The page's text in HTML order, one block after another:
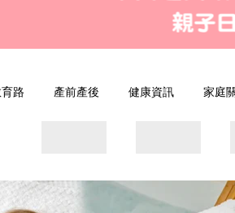
路 產前產後 健康資訊 家庭